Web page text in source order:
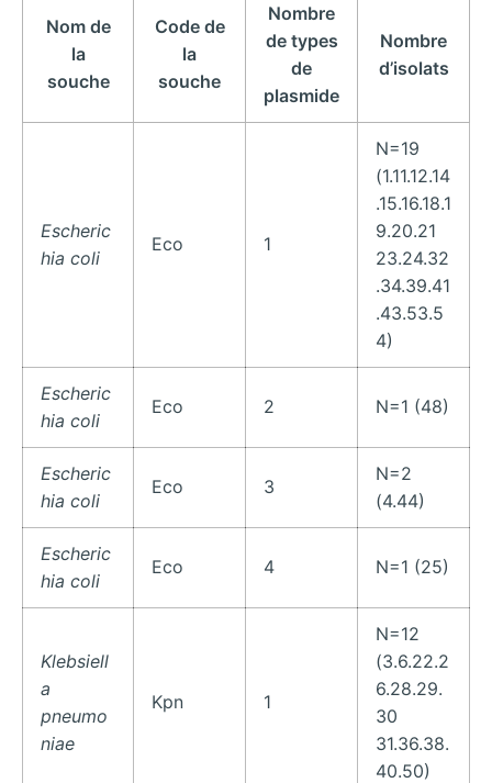
Nom de
la
souche
Code de
la
souche
Nombre
de types
de
plasmide
Nombre
d’isolats
Escheric
hia coli
Eco 1
N=19
(1.11.12.14
.15.16.18.1
9.20.21
23.24.32
.34.39.41
.43.53.5
4)
Escheric
hia coli
Eco 2 N=1 (48)
Escheric
hia coli
Eco 3
N=2
(4.44)
Escheric
hia coli
Eco 4 N=1 (25)
Klebsiell
a
pneumo
niae
Kpn 1
N=12
(3.6.22.2
6.28.29.
30
31.36.38.
40.50)